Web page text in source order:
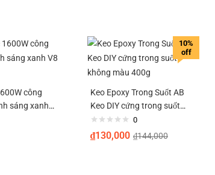
công
sáng xanh
10%
off
Keo Epoxy Trong Suốt AB
Keo DIY cứng trong suốt
không màu 400g
0
₫130,000 ₫144,000